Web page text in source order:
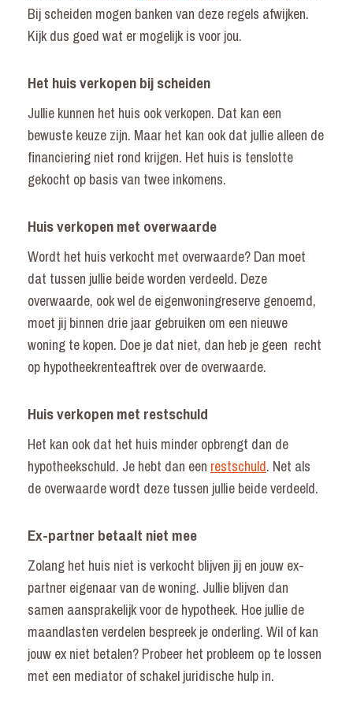
Bij scheiden mogen banken van deze regels afwijken.
Kijk dus goed wat er mogelijk is voor jou.
Het huis verkopen bij scheiden
Jullie kunnen het huis ook verkopen. Dat kan een
bewuste keuze zijn. Maar het kan ook dat jullie alleen de
financiering niet rond krijgen. Het huis is tenslotte
gekocht op basis van twee inkomens.
Huis verkopen met overwaarde
Wordt het huis verkocht met overwaarde? Dan moet
dat tussen jullie beide worden verdeeld. Deze
overwaarde, ook wel de eigenwoningreserve genoemd,
moet jij binnen drie jaar gebruiken om een nieuwe
woning te kopen. Doe je dat niet, dan heb je geen recht
op hypotheekrenteaftrek over de overwaarde.
Huis verkopen met restschuld
Het kan ook dat het huis minder opbrengt dan de
hypotheekschuld. Je hebt dan een restschuld. Net als
de overwaarde wordt deze tussen jullie beide verdeeld.
Ex-partner betaalt niet mee
Zolang het huis niet is verkocht blijven jij en jouw ex-
partner eigenaar van de woning. Jullie blijven dan
samen aansprakelijk voor de hypotheek. Hoe jullie de
maandlasten verdelen bespreek je onderling. Wil of kan
jouw ex niet betalen? Probeer het probleem op te lossen
met een mediator of schakel juridische hulp in.